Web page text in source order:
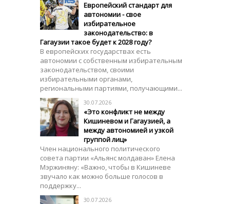
Европейский стандарт для
автономии - свое
избирательное
законодательство: в
Гагаузии такое будет к 2028 году?
В европейских государствах есть
автономии с собственным избирательным
законодательством, своими
избирательными органами,
региональными партиями, получающими...
30.07.2026
«Это конфликт не между
Кишиневом и Гагаузией, а
между автономией и узкой
группой лиц»
Член национального политического
совета партии «Альянс молдаван» Елена
Мэржиняну: «Важно, чтобы в Кишиневе
звучало как можно больше голосов в
поддержку...
30.07.2026